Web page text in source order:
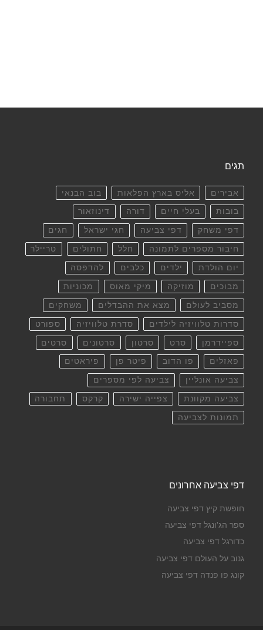
תגים
אבירים אליס בארץ הפלאות בוב הבנאי
בובות בעלי חיים דורה דינוזאור
דפי משחק דפי צביעה חגי ישראל חגים
חיבור מספרים לתמונה חלל חתולים טריילר
יום הולדת ילדים כלבים להדפסה
מבוכים מוזיקה מיקי מאוס מכוניות
מסביב לעולם מצא את ההבדלים משחקים
סדרות טלוויזיה לילדים סדרת טלוויזיה ספורט
ספיידרמן סרט סרטון סרטונים סרטים
פאזלים פו הדוב פיטר פן פיראטים
צביעה אונליין צביעה לפי מספרים
צביעה מקוונת צפייה ישירה קרקס תחבורה
תמונות לצביעה
דפי צביעה אחרונים
חופשת קיץ דפי צביעה
ספר הג'ונגל דפי צביעה
כדורגל דפי צביעה
גנוב על העולם דפי צביעה
קונג פו פנדה דפי צביעה